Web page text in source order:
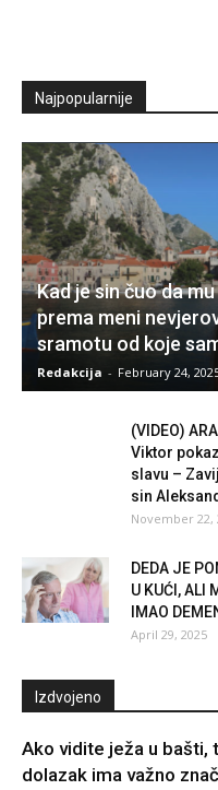
Najpopularnije
Kad je sin čuo da
prema meni
sramotu od koje
Redakcija - February 24,
(VIDEO)
Viktor
slavu –
sin
November 22,
DEDA JE
U KUĆI, ALI
IMAO
April 29, 2025
Izdvojeno
Ako vidite ježa u bašti,
dolazak ima važno